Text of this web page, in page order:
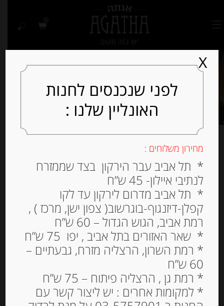
מציג תוצאה אחת
למיין לפי פופולריות
לפני שנכנסים לחנות
האונליין שלנו :
מחירון משלוחים :
* תל אביב עבר הירקון בצד שממזרח
לנתיבי איילון- 45 ש”ח
* תל אביב מדרום לירקון עד לקו
קפלן-דיזנגוף-בוגרשוב( צפון ישן, מרכז ) ,
רמת אביב, הגוש הגדול – 60 ש”ח
* שאר האזורים בתל אביב , יפו 75 ש”ח
* רמת השרון, הרצליה מזרח, גבעתיים –
60 ש”ח
* רמת גן , הרצליה פיתוח – 75 ש”ח
* למקומות אחרים : יש ליצור קשר עם
X